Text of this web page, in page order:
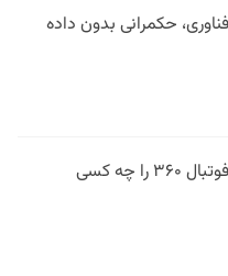
حکمرانی بدون داده
فیلتر در وقت اضافه؛ فوتبال ۳۶۰ را چه کسی